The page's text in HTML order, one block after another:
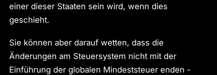
einer dieser Staaten sein wird, wenn dies
geschieht.
Sie können aber darauf wetten, dass die
Änderungen am Steuersystem nicht mit der
Einführung der globalen Mindeststeuer enden -